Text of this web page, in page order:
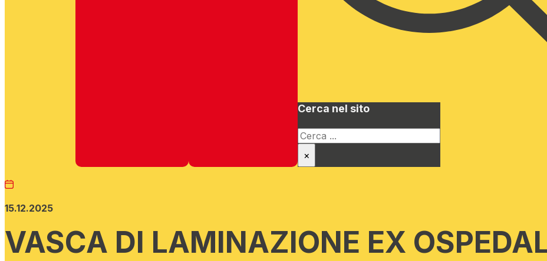
Cerca nel sito
Cerca
×
15.12.2025
VASCA DI LAMINAZIONE EX